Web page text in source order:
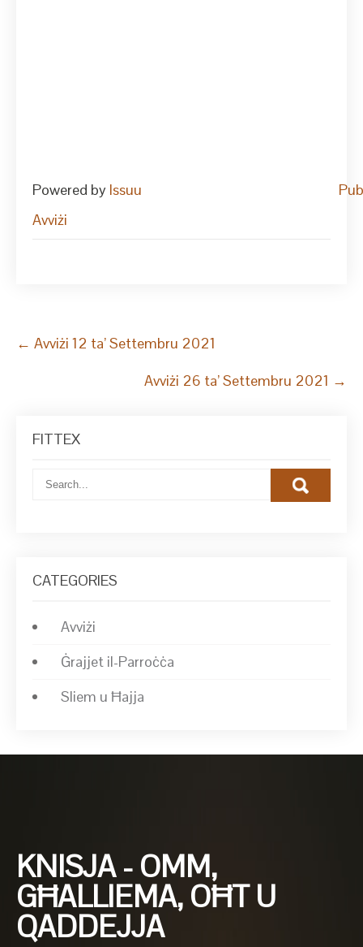
Powered by Issuu
Avviżi
Post
navigation
← Avviżi 12 ta’ Settembru 2021
Avviżi 26 ta’ Settembru 2021 →
FITTEX
CATEGORIES
Avviżi
Ġrajjet il-Parroċċa
Sliem u Ħajja
KNISJA - OMM,
GĦALLIEMA, OĦT U
QADDEJJA